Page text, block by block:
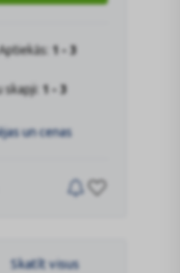
1 - 3
skapji: 1 - 3
un cenas
Skatīt visus